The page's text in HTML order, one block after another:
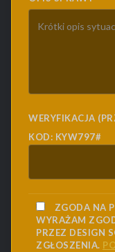
WERYFIKACJA
KOD: KYW797#
ZGODA NA
WYRAŻAM
PRZEZ DESIGN
ZGŁOSZENIA.